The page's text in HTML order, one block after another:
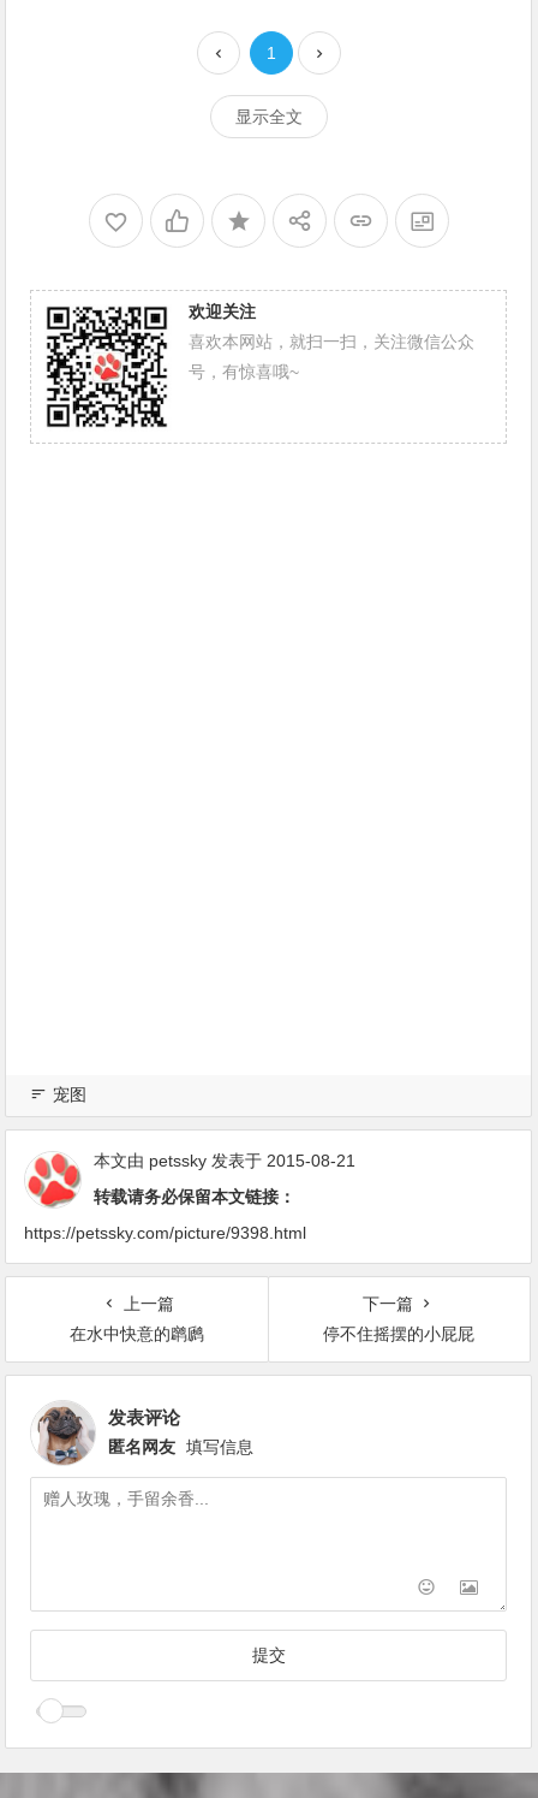
1
显示全文
欢迎关注
喜欢本网站，就扫一扫，关注微信公众
号，有惊喜哦~
宠图
本文由 petssky 发表于 2015-08-21
转载请务必保留本文链接：
https://petssky.com/picture/9398.html
上一篇
在水中快意的䴙䴘
下一篇
停不住摇摆的小屁屁
发表评论
匿名网友 填写信息